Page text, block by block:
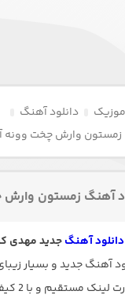
دانلود آهنگ
زمستون وارش چخت وونه
آهنگ زمستون وارش
دانلود آهنگجدید مهدی
آهنگ جدید و بسیار
و با 2 کیفیت عالی و خوب در رسانه معتبر کهن موزیک